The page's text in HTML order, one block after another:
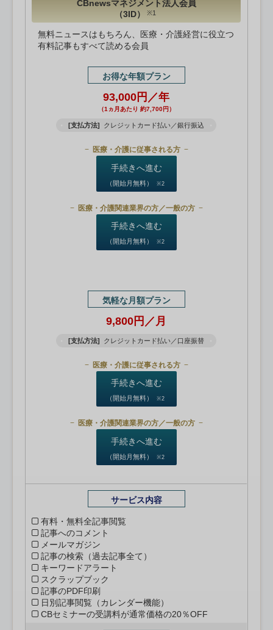
CBnewsマネジメント法人会員
（3ID）
※1
無料ニュースはもちろん、医療・介護経営に役立つ
有料記事もすべて読める会員
お得な年額プラン
93,000円／年
（1ヵ月あたり 約7,700円）
[支払方法] クレジットカード払い／銀行振込
医療・介護に従事される方
手続きへ進む
（開始月無料） ※2
医療・介護関連業界の方／一般の方
手続きへ進む
（開始月無料） ※2
気軽な月額プラン
9,800円／月
[支払方法] クレジットカード払い／口座振替
医療・介護に従事される方
手続きへ進む
（開始月無料） ※2
医療・介護関連業界の方／一般の方
手続きへ進む
（開始月無料） ※2
サービス内容
有料・無料全記事閲覧
記事へのコメント
メールマガジン
記事の検索（過去記事全て）
キーワードアラート
スクラップブック
記事のPDF印刷
日別記事閲覧（カレンダー機能）
CBセミナーの受講料が通常価格の20％OFF